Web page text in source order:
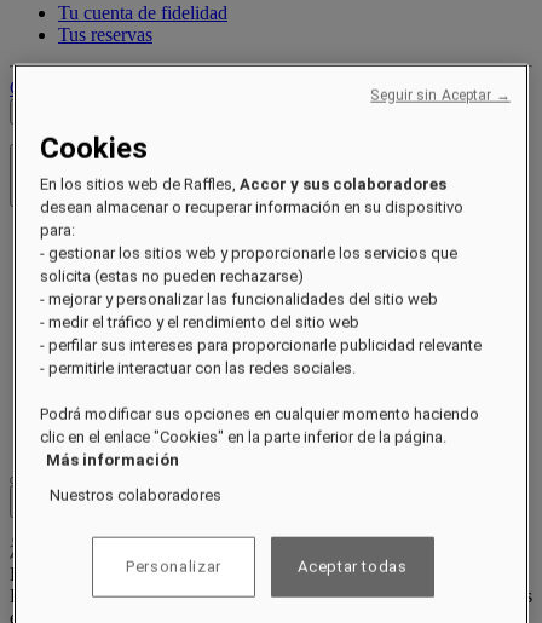
Tu cuenta de fidelidad
Tus reservas
Cerrar sesión
Hoteles y resorts
Abrir menú
Acerca de
Habitaciones y suites
Restaurantes
Spa Guerlain
Experiencias
Ocasiones
Ofertas
Tarjeta de regalo
Bienestar
Close menu
Programa de fidelidad
Regístrate hoy para ahorrar en cada estancia y disfrutar de beneficios
exclusivos.
Cookies
En los sitios web de Raffles,Accor y sus colaboradores
desean almacenar o recuperar información en su dispositivo
para:
- gestionar los sitios web y proporcionarle los servicios que
solicita (estas no pueden rechazarse)
- mejorar y personalizar las funcionalidades del sitio web
- medir el tráfico y el rendimiento del sitio web
- perfilar sus intereses para proporcionarle publicidad relevante
- permitirle interactuar con las redes sociales.
Podrá modificar sus opciones en cualquier momento haciendo
clic en el enlace "Cookies" en la parte inferior de la página.
Más información
Nuestros colaboradores
Personalizar Aceptar todas
Seguir sin Aceptar →